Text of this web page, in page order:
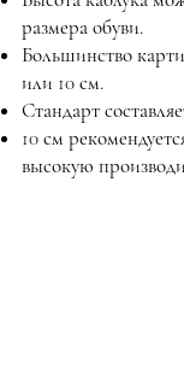
размера обуви.
Большинство
или 10 см.
Стандарт
10 см
высокую